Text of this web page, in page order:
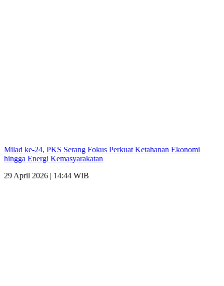
Milad ke-24, PKS Serang Fokus Perkuat Ketahanan Ekonomi
hingga Energi Kemasyarakatan
29 April 2026 | 14:44 WIB